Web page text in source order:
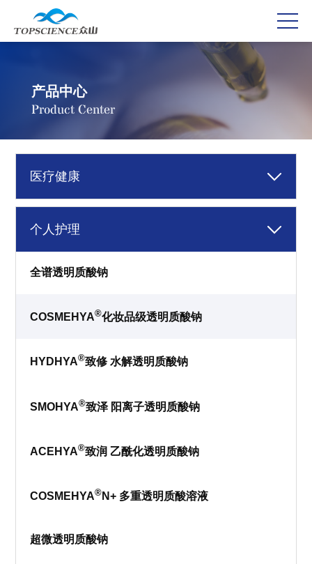
产品中心
Product Center
医疗健康
个人护理
全谱透明质酸钠
COSMEHYA®化妆品级透明质酸钠
HYDHYA®致修 水解透明质酸钠
SMOHYA®致泽 阳离子透明质酸钠
ACEHYA®致润 乙酰化透明质酸钠
COSMEHYA® N+ 多重透明质酸溶液
超微透明质酸钠